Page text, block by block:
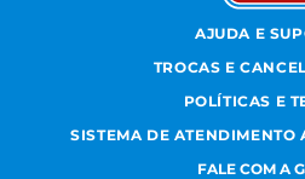
AJUDA E
TROCAS E
POLÍTICAS E
SISTEMA DE ATENDIMENTO
FALE COM A